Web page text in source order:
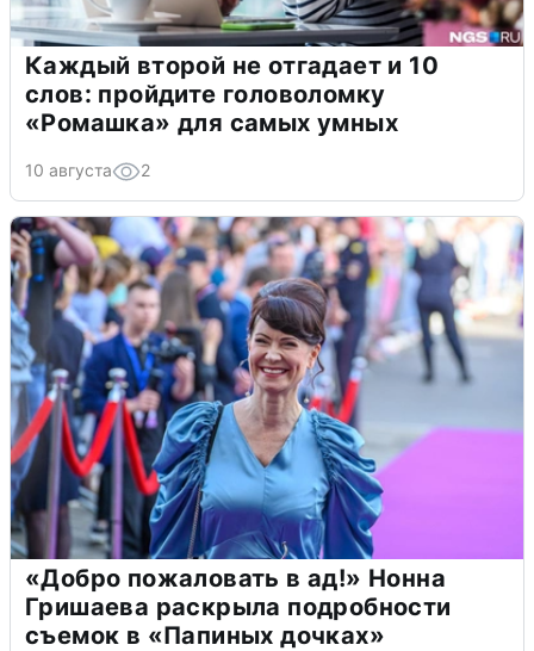
Каждый второй не отгадает и 10
слов: пройдите головоломку
«Ромашка» для самых умных
10 августа 2
«Добро пожаловать в ад!» Нонна
Гришаева раскрыла подробности
съемок в «Папиных дочках»